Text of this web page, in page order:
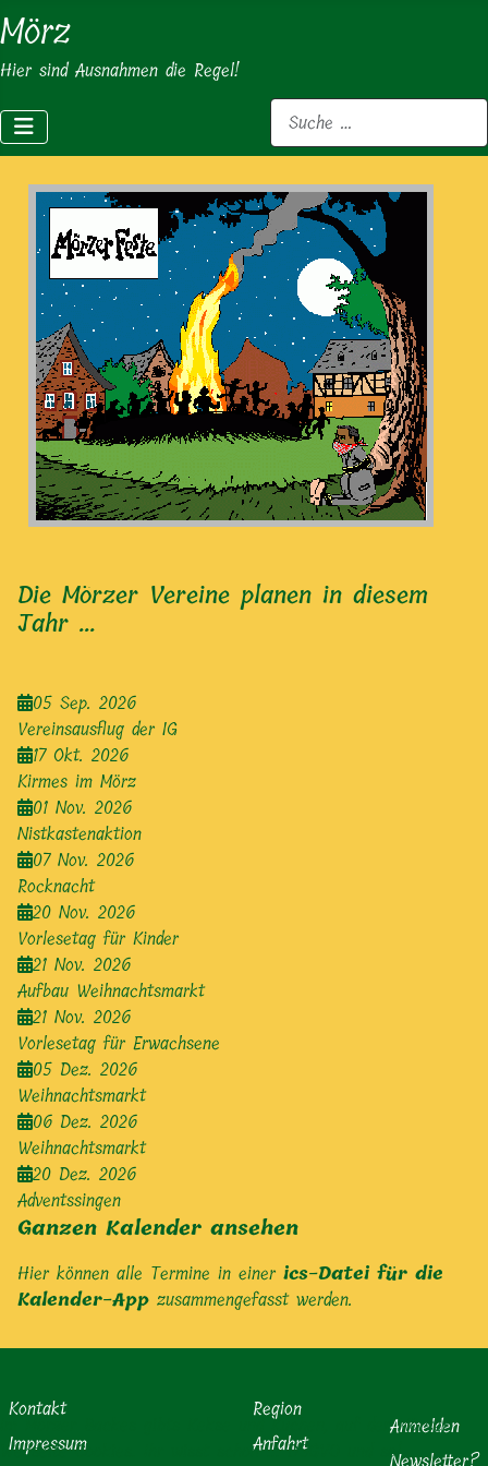
Mörz
Hier sind Ausnahmen die Regel!
Suchen
Die Mörzer Vereine planen in diesem
Jahr ...
05 Sep. 2026
Vereinsausflug der IG
17 Okt. 2026
Kirmes im Mörz
01 Nov. 2026
Nistkastenaktion
07 Nov. 2026
Rocknacht
20 Nov. 2026
Vorlesetag für Kinder
21 Nov. 2026
Aufbau Weihnachtsmarkt
21 Nov. 2026
Vorlesetag für Erwachsene
05 Dez. 2026
Weihnachtsmarkt
06 Dez. 2026
Weihnachtsmarkt
20 Dez. 2026
Adventssingen
Ganzen Kalender ansehen
Hier können alle Termine in einer ics-Datei für die
Kalender-App zusammengefasst werden.
Kontakt
Impressum
Region
Anfahrt
Anmelden
Im Mörzer Backes gibts Kekse und Kuchen, auf der Mörzer
Webseite Cookies. Ihr wisst schon ... DSGVO und so!